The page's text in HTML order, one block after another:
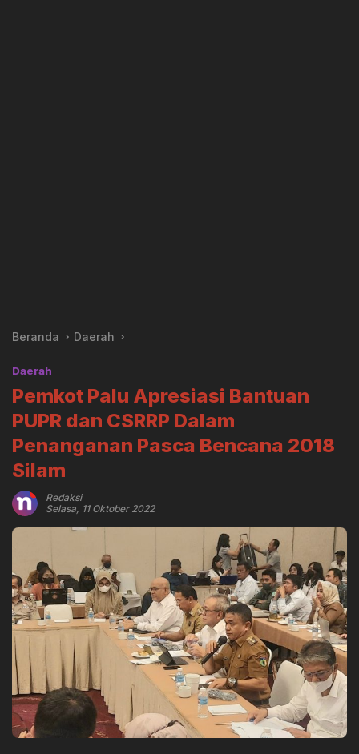
Beranda Daerah
Daerah
Pemkot Palu Apresiasi Bantuan
PUPR dan CSRRP Dalam
Penanganan Pasca Bencana 2018
Silam
Redaksi
Selasa, 11 Oktober 2022